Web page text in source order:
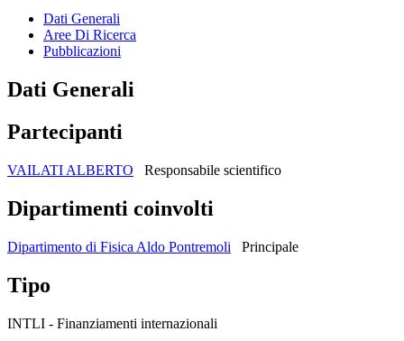
Dati Generali
Aree Di Ricerca
Pubblicazioni
Dati Generali
Partecipanti
VAILATI ALBERTO Responsabile scientifico
Dipartimenti coinvolti
Dipartimento di Fisica Aldo Pontremoli Principale
Tipo
INTLI - Finanziamenti internazionali